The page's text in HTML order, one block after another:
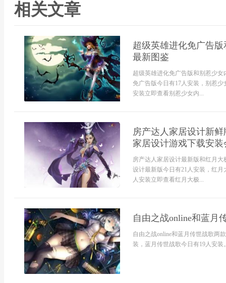
相关文章
超级英雄进化免广告
最新图鉴
超级英雄进化免广告版和别惹少
免广告版今日有17人安装，别惹
安装立即查看别惹少女内...
房产达人家居设计新
家居设计游戏下载安
房产达人家居设计最新版和红月
设计最新版今日有21人安装，红
人安装立即查看红月大极...
自由之战online和蓝月
自由之战online和蓝月传世战歌两
装，蓝月传世战歌今日有19人安装